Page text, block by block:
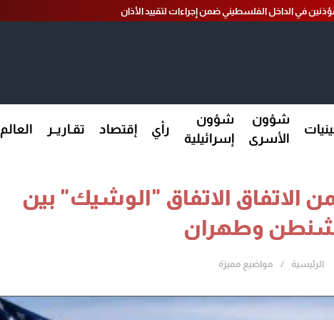
في الداخل الفلسطيني ضمن إجراءات لتقييد الأذان
شؤون
الأسرى
شؤون
إسرائيلية
رأي إقتصاد تقـاريــر العالم
الاتفاق الاتفاق "الوشيك" بين
وطهران
الرئيسية مواضيع مميزة